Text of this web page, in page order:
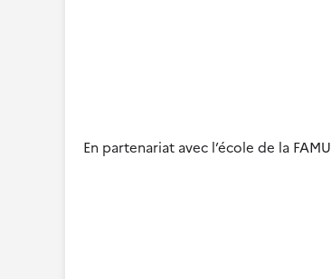
En partenariat avec l’école de la FAMU